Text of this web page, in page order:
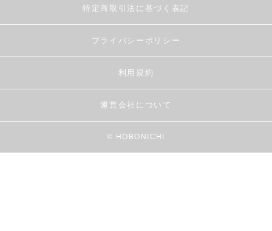
特定商取引法に基づく表記
プライバシーポリシー
利用規約
運営会社について
© HOBONICHI